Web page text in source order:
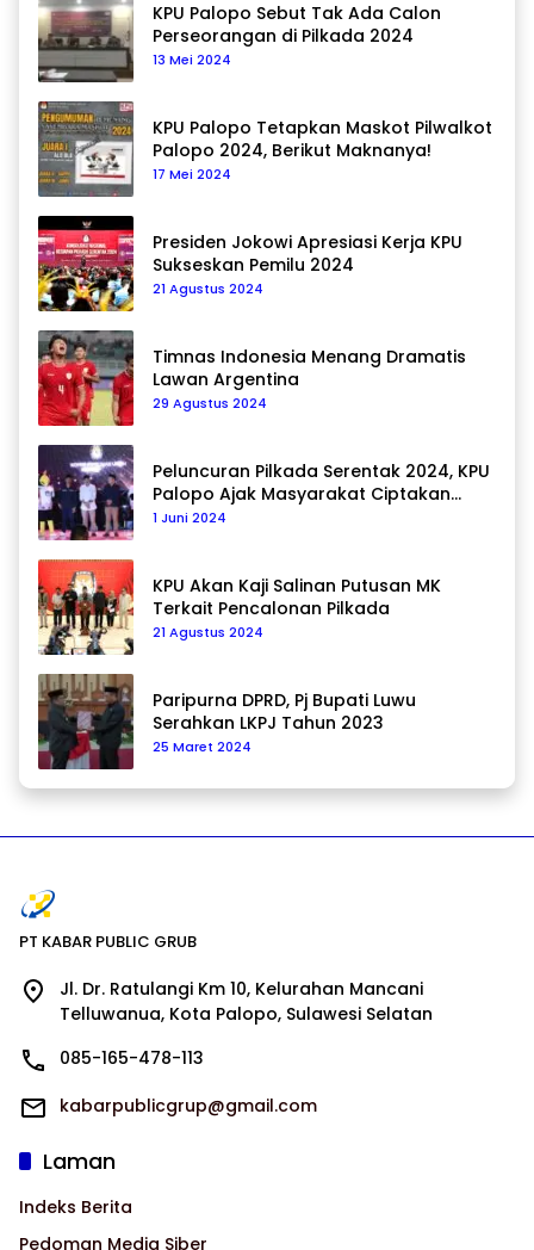
KPU Palopo Sebut Tak Ada Calon
Perseorangan di Pilkada 2024
13 Mei 2024
KPU Palopo Tetapkan Maskot Pilwalkot
Palopo 2024, Berikut Maknanya!
17 Mei 2024
Presiden Jokowi Apresiasi Kerja KPU
Sukseskan Pemilu 2024
21 Agustus 2024
Timnas Indonesia Menang Dramatis
Lawan Argentina
29 Agustus 2024
Peluncuran Pilkada Serentak 2024, KPU
Palopo Ajak Masyarakat Ciptakan
Pilkada Damai
1 Juni 2024
KPU Akan Kaji Salinan Putusan MK
Terkait Pencalonan Pilkada
21 Agustus 2024
Paripurna DPRD, Pj Bupati Luwu
Serahkan LKPJ Tahun 2023
25 Maret 2024
PT KABAR PUBLIC GRUB
Jl. Dr. Ratulangi Km 10, Kelurahan Mancani
Telluwanua, Kota Palopo, Sulawesi Selatan
085-165-478-113
kabarpublicgrup@gmail.com
Laman
Indeks Berita
Pedoman Media Siber